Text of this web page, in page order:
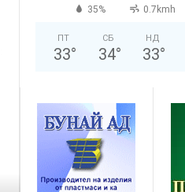
35% 0.7kmh
ПТ
33°
СБ
34°
НД
33°